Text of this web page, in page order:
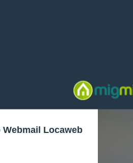
Webmail Locaweb